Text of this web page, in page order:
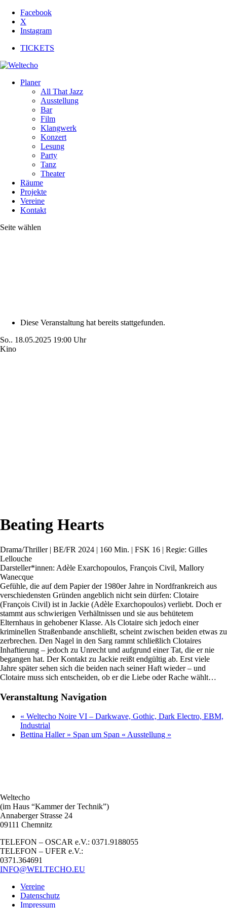
Facebook
X
Instagram
TICKETS
Planer
All That Jazz
Ausstellung
Bar
Film
Klangwerk
Konzert
Lesung
Party
Tanz
Theater
Räume
Projekte
Vereine
Kontakt
Seite wählen
Diese Veranstaltung hat bereits stattgefunden.
So.. 18.05.2025 19:00 Uhr
Kino
Beating Hearts
Drama/Thriller | BE/FR 2024 | 160 Min. | FSK 16 | Regie: Gilles
Lellouche
Darsteller*innen: Adèle Exarchopoulos, François Civil, Mallory
Wanecque
Gefühle, die auf dem Papier der 1980er Jahre in Nordfrankreich aus
verschiedensten Gründen angeblich nicht sein dürfen: Clotaire
(François Civil) ist in Jackie (Adèle Exarchopoulos) verliebt. Doch er
stammt aus schwierigen Verhältnissen und sie aus behütetem
Elternhaus in gehobener Klasse. Als Clotaire sich jedoch einer
kriminellen Straßenbande anschließt, scheint zwischen beiden etwas zu
zerbrechen. Den Nagel in den Sarg rammt schließlich Clotaires
Inhaftierung – jedoch zu Unrecht und aufgrund einer Tat, die er nie
begangen hat. Der Kontakt zu Jackie reißt endgültig ab. Erst viele
Jahre später sehen sich die beiden nach seiner Haft wieder – und
Clotaire muss sich entscheiden, ob er die Liebe oder Rache wählt…
Veranstaltung Navigation
« Weltecho Noire VI – Darkwave, Gothic, Dark Electro, EBM,
Industrial
Bettina Haller » Span um Span « Ausstellung »
Weltecho
(im Haus “Kammer der Technik”)
Annaberger Strasse 24
09111 Chemnitz
TELEFON – OSCAR e.V.: 0371.9188055
TELEFON – UFER e.V.:
0371.364691
INFO@WELTECHO.EU
Vereine
Datenschutz
Impressum